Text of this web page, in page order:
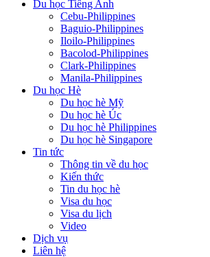
Du học Tiếng Anh
Cebu-Philippines
Baguio-Philippines
Iloilo-Philippines
Bacolod-Philippines
Clark-Philippines
Manila-Philippines
Du học Hè
Du học hè Mỹ
Du học hè Úc
Du học hè Philippines
Du học hè Singapore
Tin tức
Thông tin về du học
Kiến thức
Tin du học hè
Visa du học
Visa du lịch
Video
Dịch vụ
Liên hệ